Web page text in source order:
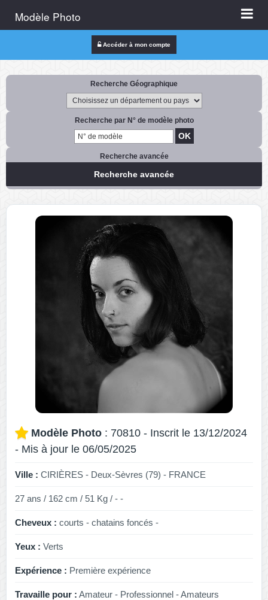
Modèle Photo
Accéder à mon compte
Recherche Géographique
Recherche par N° de modèle photo
Recherche avancée
Recherche avancée
Modèle Photo : 70810 - Inscrit le 13/12/2024
- Mis à jour le 06/05/2025
Ville : CIRIÈRES - Deux-Sèvres (79) - FRANCE
27 ans / 162 cm / 51 Kg / - -
Cheveux : courts - chatains foncés -
Yeux : Verts
Expérience : Première expérience
Travaille pour : Amateur - Professionnel - Amateurs